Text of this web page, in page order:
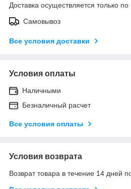
Доставка осуществляется только по
Самовывоз
Все условия доставки
Условия оплаты
Наличными
Безналичный расчет
Все условия оплаты
Условия возврата
Возврат товара в течение 14 дней